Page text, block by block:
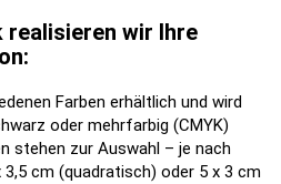
realisieren wir Ihre
Farben erhältlich und wird
oder mehrfarbig (CMYK)
stehen zur Auswahl – je nach
cm (quadratisch) oder 5 x 3 cm